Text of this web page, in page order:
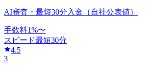
AI審査・最短30分入金（自社公表値）
手数料1%〜
スピード最短30分
4.5
3